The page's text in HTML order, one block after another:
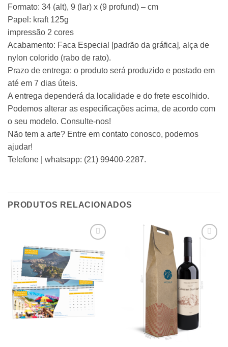
Formato: 34 (alt), 9 (lar) x (9 profund) – cm
Papel: kraft 125g
impressão 2 cores
Acabamento: Faca Especial [padrão da gráfica], alça de
nylon colorido (rabo de rato).
Prazo de entrega: o produto será produzido e postado em
até em 7 dias úteis.
A entrega dependerá da localidade e do frete escolhido.
Podemos alterar as especificações acima, de acordo com
o seu modelo. Consulte-nos!
Não tem a arte? Entre em contato conosco, podemos
ajudar!
Telefone | whatsapp: (21) 99400-2287.
PRODUTOS RELACIONADOS
wishlist